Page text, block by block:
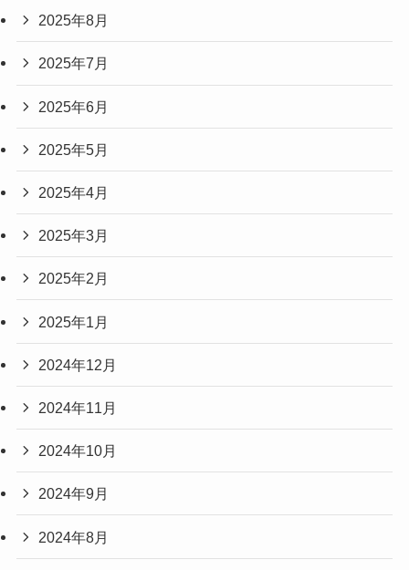
2025年8月
2025年7月
2025年6月
2025年5月
2025年4月
2025年3月
2025年2月
2025年1月
2024年12月
2024年11月
2024年10月
2024年9月
2024年8月